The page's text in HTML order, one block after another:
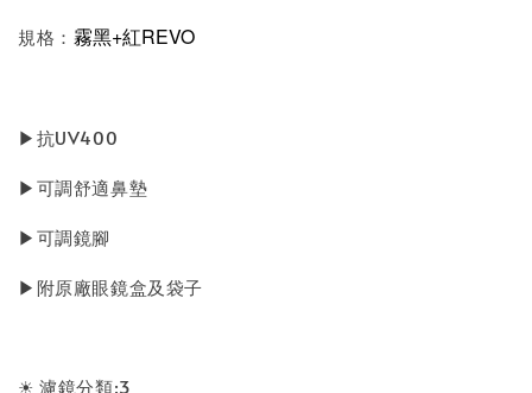
規格： 霧黑+紅REVO
▶抗UV400
▶可調舒適鼻墊
▶可調鏡腳
▶附原廠眼鏡盒及袋子
☀ 濾鏡分類:3